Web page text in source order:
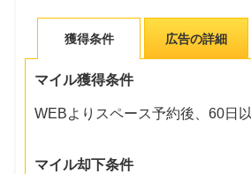
獲得条件 広告の詳細
マイル獲得条件
WEBよりスペース予約後、60日
マイル却下条件